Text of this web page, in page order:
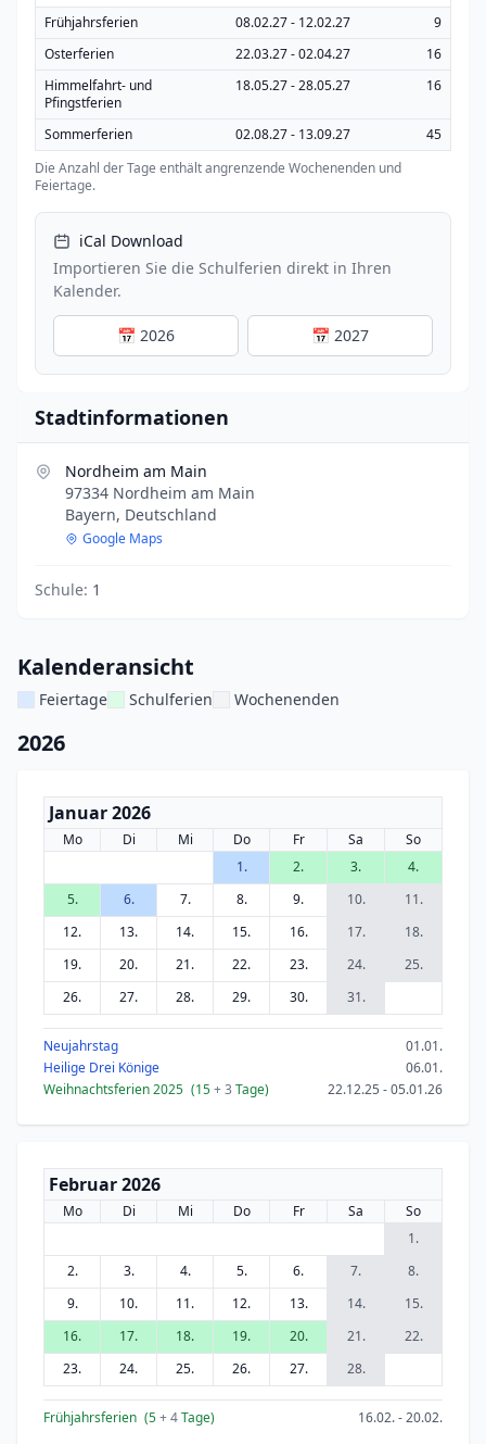
Frühjahrsferien
08.02.27 - 12.02.27
9
Osterferien
22.03.27 - 02.04.27
16
Himmelfahrt- und
Pfingstferien
18.05.27 - 28.05.27 16
Sommerferien 02.08.27 - 13.09.27
45
Die Anzahl der Tage enthält angrenzende Wochenenden und
Feiertage.
iCal Download
Importieren Sie die Schulferien direkt in Ihren
Kalender.
📅 2026 📅 2027
Stadtinformationen
Nordheim am Main
97334 Nordheim am Main
Bayern, Deutschland
Google Maps
Schule: 1
Kalenderansicht
Feiertage Schulferien Wochenenden
2026
Januar 2026
Mo Di Mi Do Fr Sa
So
1.
2. 3.
4.
5.
6. 7. 8. 9. 10.
11.
12.
13. 14. 15. 16. 17.
18.
19.
20. 21. 22. 23. 24.
25.
26.
27. 28. 29. 30. 31.
Neujahrstag
01.01.
Heilige Drei Könige
06.01.
Weihnachtsferien 2025 (15+ 3 Tage) 22.12.25 - 05.01.26
Februar 2026
Mo Di Mi Do Fr Sa
So
1.
2.
3. 4. 5. 6. 7.
8.
9.
10. 11. 12. 13. 14.
15.
16.
17. 18. 19. 20. 21.
22.
23.
24. 25. 26. 27. 28.
Frühjahrsferien (5+ 4Tage) 16.02. - 20.02.